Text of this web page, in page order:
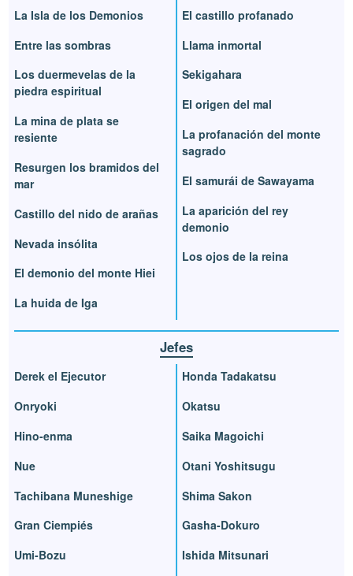
La Isla de los Demonios
Entre las sombras
Los duermevelas de la
piedra espiritual
La mina de plata se
resiente
Resurgen los bramidos del
mar
Castillo del nido de arañas
Nevada insólita
El demonio del monte Hiei
La huida de Iga
El castillo profanado
Llama inmortal
Sekigahara
El origen del mal
La profanación del monte
sagrado
El samurái de Sawayama
La aparición del rey
demonio
Los ojos de la reina
Jefes
Derek el Ejecutor
Onryoki
Hino-enma
Nue
Tachibana Muneshige
Gran Ciempiés
Umi-Bozu
Honda Tadakatsu
Okatsu
Saika Magoichi
Otani Yoshitsugu
Shima Sakon
Gasha-Dokuro
Ishida Mitsunari